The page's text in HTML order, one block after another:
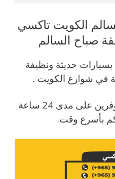
الكويت تاكسي
صباح السالم
حديثة ونظيفة
في شوارع الكويت .
ومناطقها المختلفة ، متوفرين على مدى 24 ساعة
بأسرع وقت.